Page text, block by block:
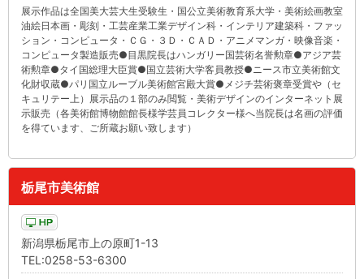
展示作品は全国美大芸大生受験生・国公立美術教育系大学・美術絵画教室
油絵日本画・彫刻・工芸産業工業デザイン科・インテリア建築科・ファッ
ション・コンピュータ・ＣＧ・３Ｄ・ＣＡＤ・アニメマンガ・映像音楽・
コンピュータ製造販売●目黒院長はハンガリー国芸術名誉勲章●アジア芸
術勲章●タイ国総理大臣賞●国立芸術大学客員教授●ニース市立美術館文
化財収蔵●パリ国立ルーブル美術館宮殿大賞●メジチ芸術褒章受賞や（セ
キュリテー上）展示品の１部のみ閲覧・美術デザインのインターネット展
示販売（各美術館博物館館長様学芸員コレクター様へ当院長は名画の評価
を得ています、ご所蔵お願い致します）
栃尾市美術館
新潟県栃尾市上の原町1-13
TEL:0258-53-6300